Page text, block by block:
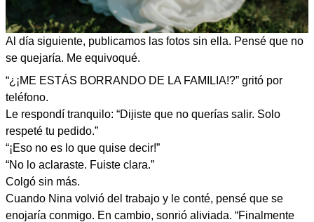
Al día siguiente, publicamos las fotos sin ella. Pensé que no
se quejaría. Me equivoqué.
“¿¡ME ESTÁS BORRANDO DE LA FAMILIA!?” gritó por
teléfono.
Le respondí tranquilo: “Dijiste que no querías salir. Solo
respeté tu pedido.”
“¡Eso no es lo que quise decir!”
“No lo aclaraste. Fuiste clara.”
Colgó sin más.
Cuando Nina volvió del trabajo y le conté, pensé que se
enojaría conmigo. En cambio, sonrió aliviada. “Finalmente